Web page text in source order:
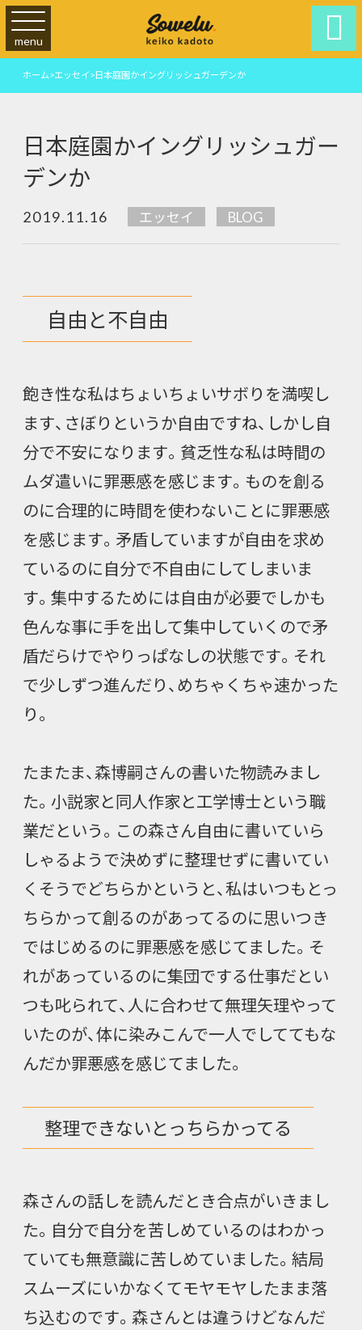
menu 
ホーム>エッセイ>日本庭園かイングリッシュガーデンか
日本庭園かイングリッシュガー
デンか
2019.11.16 エッセイ BLOG
自由と不自由
飽き性な私はちょいちょいサボりを満喫し
ます、さぼりというか自由ですね、しかし自
分で不安になります。貧乏性な私は時間の
ムダ遣いに罪悪感を感じます。ものを創る
のに合理的に時間を使わないことに罪悪感
を感じます。矛盾していますが自由を求め
ているのに自分で不自由にしてしまいま
す。集中するためには自由が必要でしかも
色んな事に手を出して集中していくので矛
盾だらけでやりっぱなしの状態です。それ
で少しずつ進んだり、めちゃくちゃ速かった
り。
たまたま、森博嗣さんの書いた物読みまし
た。小説家と同人作家と工学博士という職
業だという。この森さん自由に書いていら
しゃるようで決めずに整理せずに書いてい
くそうでどちらかというと、私はいつもとっ
ちらかって創るのがあってるのに思いつき
ではじめるのに罪悪感を感じてました。そ
れがあっているのに集団でする仕事だとい
つも叱られて、人に合わせて無理矢理やって
いたのが、体に染みこんで一人でしててもな
んだか罪悪感を感じてました。
整理できないとっちらかってる
森さんの話しを読んだとき合点がいきまし
た。自分で自分を苦しめているのはわかっ
ていても無意識に苦しめていました。結局
スムーズにいかなくてモヤモヤしたまま落
ち込むのです。森さんとは違うけどなんだ